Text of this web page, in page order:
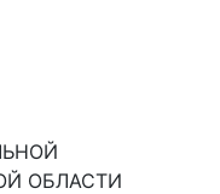
ОБЛАСТИ